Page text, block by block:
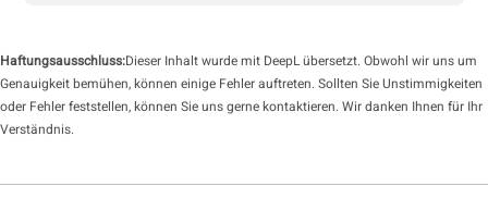
Haftungsausschluss:Dieser Inhalt wurde mit DeepL übersetzt. Obwohl wir uns um
Genauigkeit bemühen, können einige Fehler auftreten. Sollten Sie Unstimmigkeiten
oder Fehler feststellen, können Sie uns gerne kontaktieren. Wir danken Ihnen für Ihr
Verständnis.